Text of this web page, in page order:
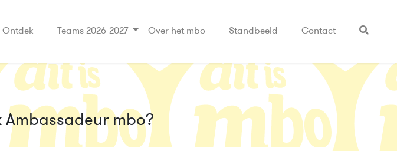
Ontdek Teams 2026-2027 Over het mbo Standbeeld Contact
mbo?